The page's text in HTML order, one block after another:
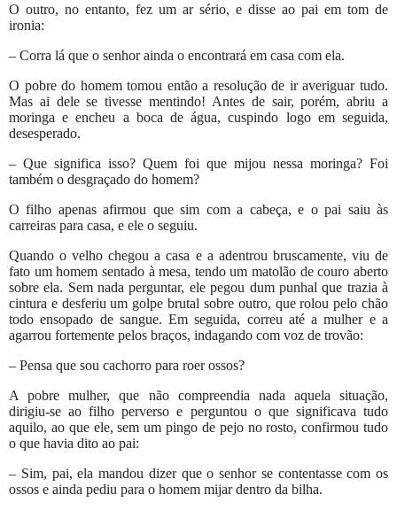
O outro, no entanto, fez um ar sério, e disse ao pai em tom de
ironia:
– Corra lá que o senhor ainda o encontrará em casa com ela.
O pobre do homem tomou então a resolução de ir averiguar tudo.
Mas ai dele se tivesse mentindo! Antes de sair, porém, abriu a
moringa e encheu a boca de água, cuspindo logo em seguida,
desesperado.
– Que significa isso? Quem foi que mijou nessa moringa? Foi
também o desgraçado do homem?
O filho apenas afirmou que sim com a cabeça, e o pai saiu às
carreiras para casa, e ele o seguiu.
Quando o velho chegou a casa e a adentrou bruscamente, viu de
fato um homem sentado à mesa, tendo um matolão de couro aberto
sobre ela. Sem nada perguntar, ele pegou dum punhal que trazia à
cintura e desferiu um golpe brutal sobre outro, que rolou pelo chão
todo ensopado de sangue. Em seguida, correu até a mulher e a
agarrou fortemente pelos braços, indagando com voz de trovão:
– Pensa que sou cachorro para roer ossos?
A pobre mulher, que não compreendia nada aquela situação,
dirigiu-se ao filho perverso e perguntou o que significava tudo
aquilo, ao que ele, sem um pingo de pejo no rosto, confirmou tudo
o que havia dito ao pai:
– Sim, pai, ela mandou dizer que o senhor se contentasse com os
ossos e ainda pediu para o homem mijar dentro da bilha.